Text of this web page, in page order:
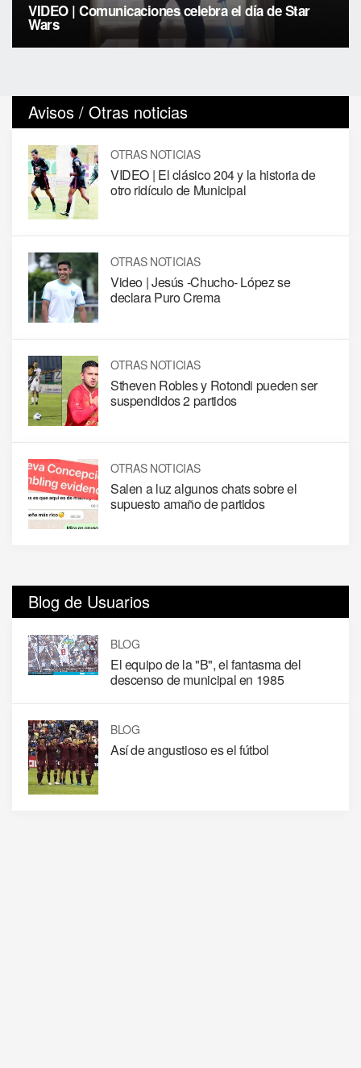
VIDEO | Comunicaciones celebra el día de Star
Wars
Avisos / Otras noticias
OTRAS NOTICIAS
VIDEO | El clásico 204 y la historia de
otro ridículo de Municipal
OTRAS NOTICIAS
Video | Jesús -Chucho- López se
declara Puro Crema
OTRAS NOTICIAS
Stheven Robles y Rotondi pueden ser
suspendidos 2 partidos
OTRAS NOTICIAS
Salen a luz algunos chats sobre el
supuesto amaño de partidos
Blog de Usuarios
BLOG
El equipo de la "B", el fantasma del
descenso de municipal en 1985
BLOG
Así de angustioso es el fútbol